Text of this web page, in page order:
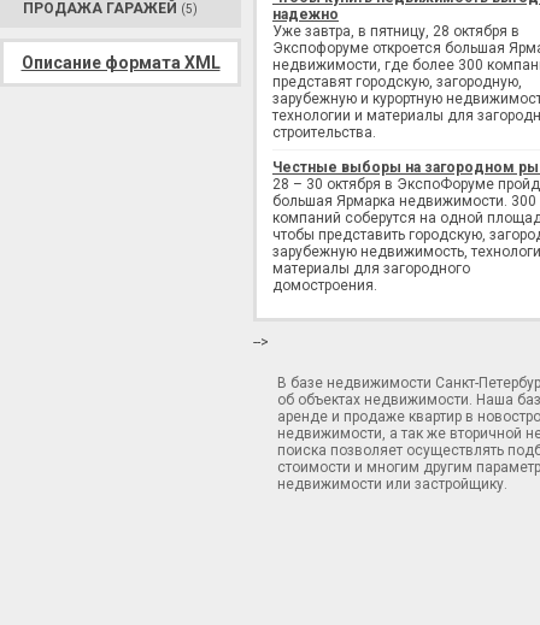
ПРОДАЖА ГАРАЖЕЙ (5)
Описание формата XML
надежно
Уже завтра, в пятницу, 28 октября в
Экспофоруме откроется большая
недвижимости, где более 300
представят городскую, загородную,
зарубежную и курортную
технологии и материалы для
строительства.
Честные выборы на загородном
28 – 30 октября в ЭкспоФоруме
большая Ярмарка недвижимости. 300
компаний соберутся на одной
чтобы представить городскую,
зарубежную недвижимость,
материалы для загородного
домостроения.
-->
В базе недвижимости Санкт-
об объектах недвижимости. Наша
аренде и продаже квартир в
недвижимости, а так же вторичной
поиска позволяет осуществлять
стоимости и многим другим
недвижимости или застройщику.